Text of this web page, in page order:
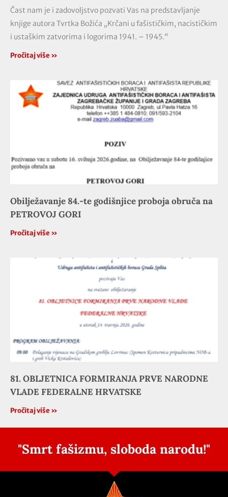
Čast nam je i zadovoljstvo pozvati Vas na predstavljanje
knjige autora Tvrtka Božića „Krčani u fašističkim, nacističkim
i ustaškim zatvorima i logorima 1941. – 1945.“
Pročitaj više »
Obilježavanje 84.-te godišnjice proboja obruča na
PETROVOJ GORI
Pročitaj više »
81. OBLJETNICA FORMIRANJA PRVE NARODNE
VLADE FEDERALNE HRVATSKE
Pročitaj više »
"Smrt fašizmu, sloboda narodu!"